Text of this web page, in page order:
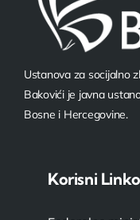
Ustanova za socijalno
Bakovići je javna
Bosne i Hercegovine.
Korisni